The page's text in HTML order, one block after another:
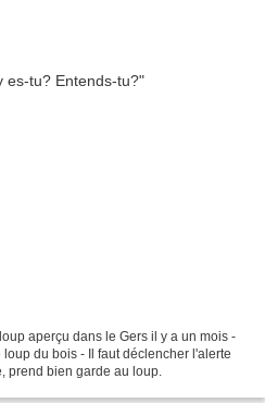
aperçu dans le Gers il y a un mois -
du bois - Il faut déclencher l'alerte
prend bien garde au loup.